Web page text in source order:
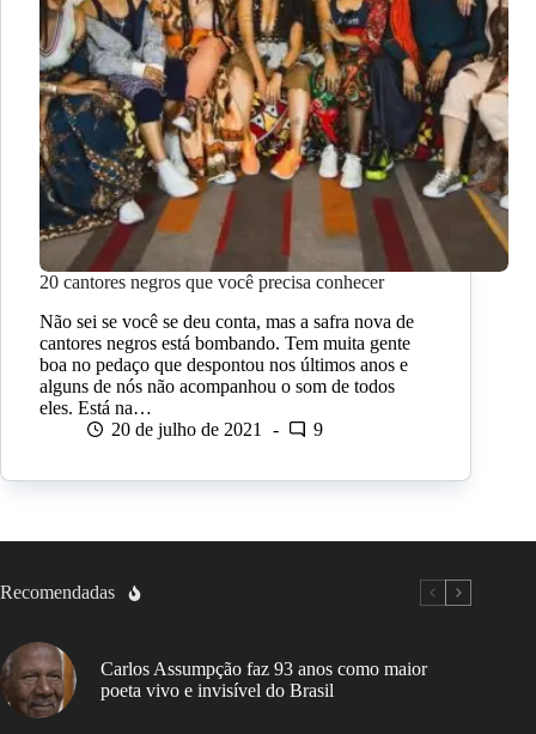
20 cantores negros que você precisa conhecer
Não sei se você se deu conta, mas a safra nova de
cantores negros está bombando. Tem muita gente
boa no pedaço que despontou nos últimos anos e
alguns de nós não acompanhou o som de todos
eles. Está na…
20 de julho de 2021
9
Recomendadas
Carlos Assumpção faz 93 anos como maior
poeta vivo e invisível do Brasil